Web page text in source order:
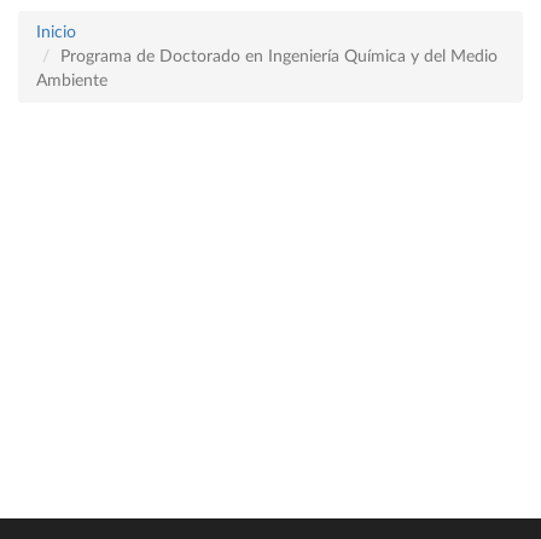
Inicio
Programa de Doctorado en Ingeniería Química y del Medio
Ambiente